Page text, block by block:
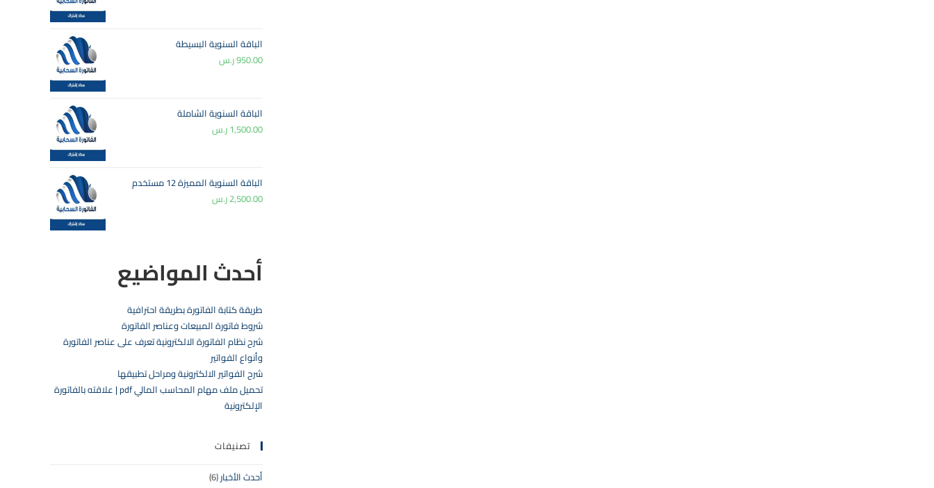
الباقة السنوية البسيطة
950.00ر.س
الباقة السنوية الشاملة
1,500.00ر.س
الباقة السنوية المميزة 12 مستخدم
2,500.00ر.س
أحدث المواضيع
طريقة كتابة الفاتورة بطريقة احترافية
شروط فاتورة المبيعات وعناصر الفاتورة
شرح نظام الفاتورة الالكترونية تعرف على عناصر الفاتورة
وأنواع الفواتير
شرح الفواتير الالكترونية ومراحل تطبيقها
تحميل ملف مهام المحاسب المالي pdf | علاقته بالفاتورة
الإلكترونية
تصنيفات
أحدث الأخبار(6)